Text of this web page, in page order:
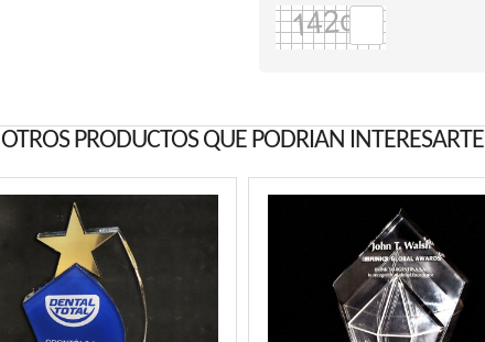
OTROS PRODUCTOS QUE PODRIAN INTERESARTE